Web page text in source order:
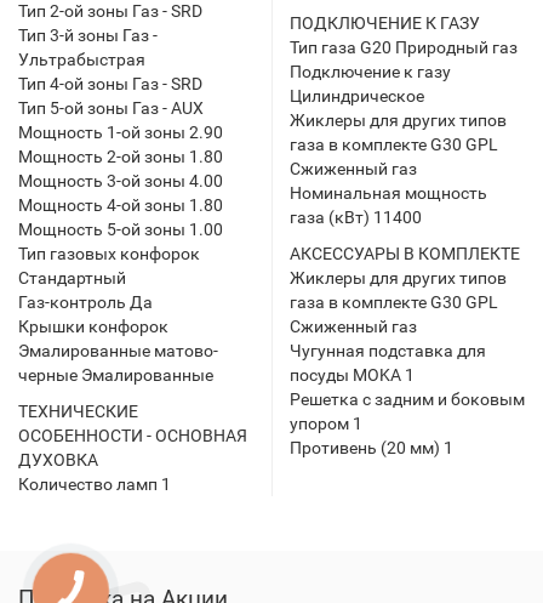
Тип 2-ой зоны Газ - SRD
Тип 3-й зоны Газ -
Ультрабыстрая
Тип 4-ой зоны Газ - SRD
Тип 5-ой зоны Газ - AUX
Мощность 1-ой зоны 2.90
Мощность 2-ой зоны 1.80
Мощность 3-ой зоны 4.00
Мощность 4-ой зоны 1.80
Мощность 5-ой зоны 1.00
Тип газовых конфорок
Стандартный
Газ-контроль Да
Крышки конфорок
Эмалированные матово-
черные Эмалированные
ТЕХНИЧЕСКИЕ
ОСОБЕННОСТИ - ОСНОВНАЯ
ДУХОВКА
Количество ламп 1
ПОДКЛЮЧЕНИЕ К ГАЗУ
Тип газа G20 Природный газ
Подключение к газу
Цилиндрическое
Жиклеры для других типов
газа в комплекте G30 GPL
Сжиженный газ
Номинальная мощность
газа (кВт) 11400
АКСЕССУАРЫ В КОМПЛЕКТЕ
Жиклеры для других типов
газа в комплекте G30 GPL
Сжиженный газ
Чугунная подставка для
посуды MOKA 1
Решетка с задним и боковым
упором 1
Противень (20 мм) 1